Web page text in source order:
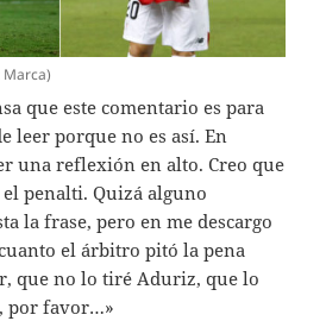
Marca)
que este comentario es para
leer porque no es así. En
una reflexión en alto. Creo que
penalti. Quizá alguno
la frase, pero en me descargo
el árbitro pitó la pena
que no lo tiré Aduriz, que lo
por favor…»